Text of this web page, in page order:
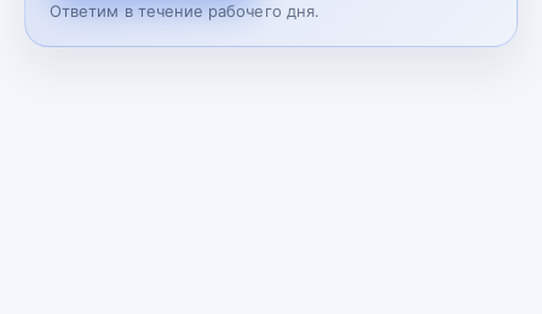
Ответим в течение рабочего дня.